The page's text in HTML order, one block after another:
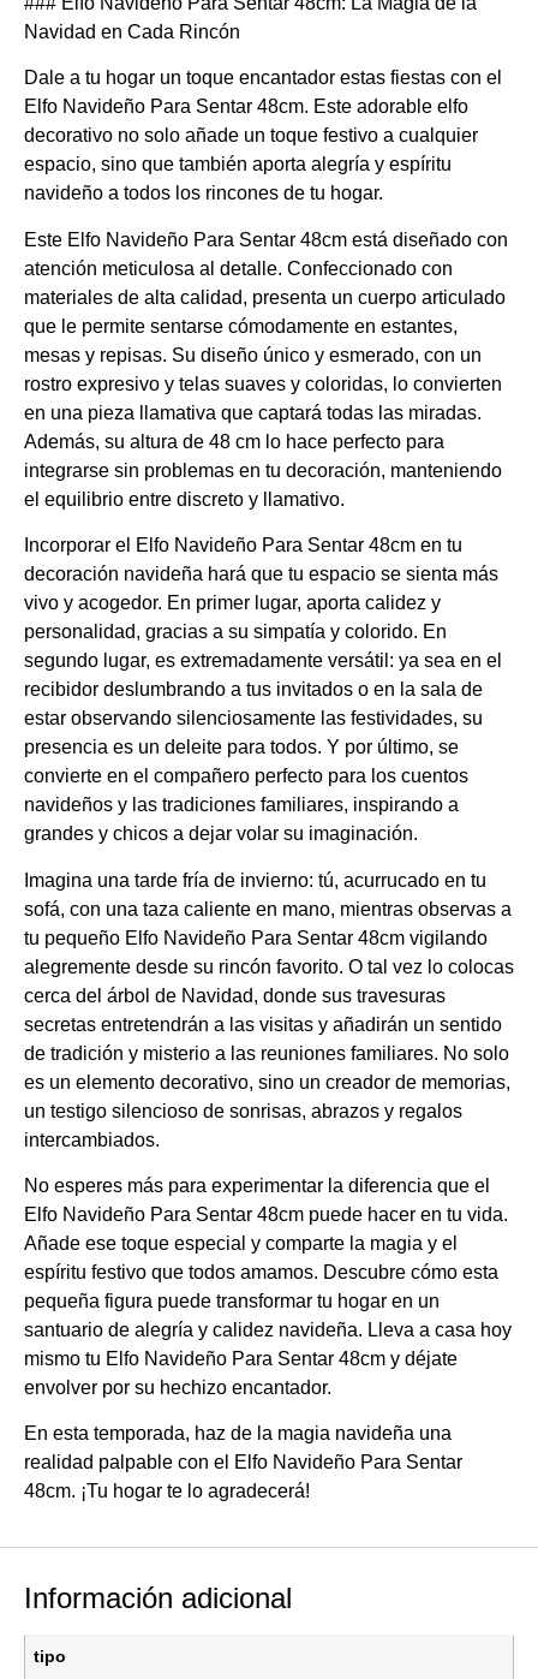
Navidad en Cada Rincón
Dale a tu hogar un toque encantador estas fiestas con el
Elfo Navideño Para Sentar 48cm. Este adorable elfo
decorativo no solo añade un toque festivo a cualquier
espacio, sino que también aporta alegría y espíritu
navideño a todos los rincones de tu hogar.
Este Elfo Navideño Para Sentar 48cm está diseñado con
atención meticulosa al detalle. Confeccionado con
materiales de alta calidad, presenta un cuerpo articulado
que le permite sentarse cómodamente en estantes,
mesas y repisas. Su diseño único y esmerado, con un
rostro expresivo y telas suaves y coloridas, lo convierten
en una pieza llamativa que captará todas las miradas.
Además, su altura de 48 cm lo hace perfecto para
integrarse sin problemas en tu decoración, manteniendo
el equilibrio entre discreto y llamativo.
Incorporar el Elfo Navideño Para Sentar 48cm en tu
decoración navideña hará que tu espacio se sienta más
vivo y acogedor. En primer lugar, aporta calidez y
personalidad, gracias a su simpatía y colorido. En
segundo lugar, es extremadamente versátil: ya sea en el
recibidor deslumbrando a tus invitados o en la sala de
estar observando silenciosamente las festividades, su
presencia es un deleite para todos. Y por último, se
convierte en el compañero perfecto para los cuentos
navideños y las tradiciones familiares, inspirando a
grandes y chicos a dejar volar su imaginación.
Imagina una tarde fría de invierno: tú, acurrucado en tu
sofá, con una taza caliente en mano, mientras observas a
tu pequeño Elfo Navideño Para Sentar 48cm vigilando
alegremente desde su rincón favorito. O tal vez lo colocas
cerca del árbol de Navidad, donde sus travesuras
secretas entretendrán a las visitas y añadirán un sentido
de tradición y misterio a las reuniones familiares. No solo
es un elemento decorativo, sino un creador de memorias,
un testigo silencioso de sonrisas, abrazos y regalos
intercambiados.
No esperes más para experimentar la diferencia que el
Elfo Navideño Para Sentar 48cm puede hacer en tu vida.
Añade ese toque especial y comparte la magia y el
espíritu festivo que todos amamos. Descubre cómo esta
pequeña figura puede transformar tu hogar en un
santuario de alegría y calidez navideña. Lleva a casa hoy
mismo tu Elfo Navideño Para Sentar 48cm y déjate
envolver por su hechizo encantador.
En esta temporada, haz de la magia navideña una
realidad palpable con el Elfo Navideño Para Sentar
48cm. ¡Tu hogar te lo agradecerá!
Información adicional
tipo